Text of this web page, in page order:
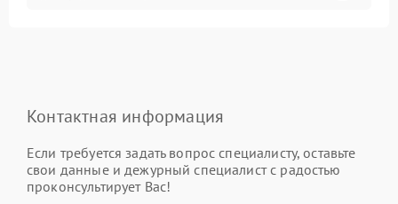
Контактная информация
Если требуется задать вопрос специалисту, оставьте
свои данные и дежурный специалист с радостью
проконсультирует Вас!